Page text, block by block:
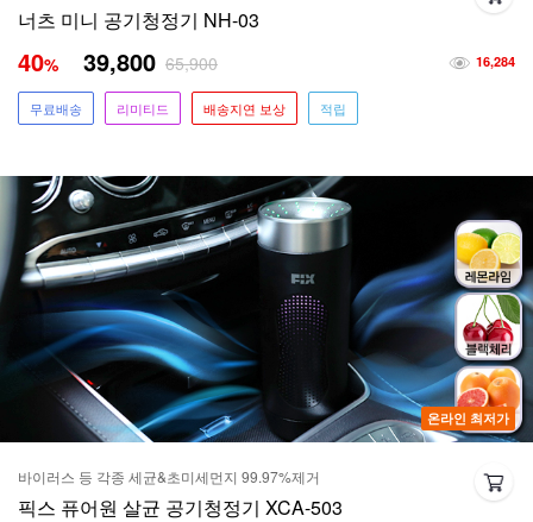
너츠 미니 공기청정기 NH-03
16,284
40% 39,800 65,900
무료배송 리미티드 배송지연 보상 적립
온라인 최저가
바이러스 등 각종 세균&초미세먼지 99.97%제거
픽스 퓨어원 살균 공기청정기 XCA-503